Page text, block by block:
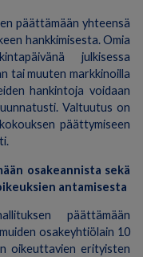
päättämään yhteensä
hankkimisesta. Omia
julkisessa
tai muuten markkinoilla
hankintoja voidaan
Valtuutus on
päättymiseen
osakeannista sekä
antamisesta
päättämään
osakeyhtiölain 10
oikeuttavien erityisten